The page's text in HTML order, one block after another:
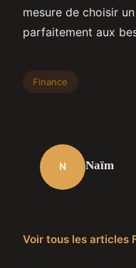
mesure de choisir
parfaitement aux
Finance
N Naïm
Voir tous les articles